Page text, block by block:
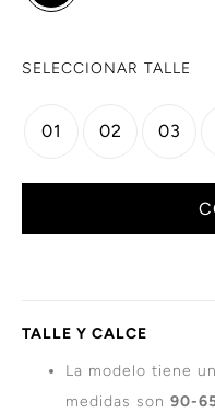
SELECCIONAR TALLE
01 02 03
TALLE Y CALCE
La modelo tiene
medidas son 90-